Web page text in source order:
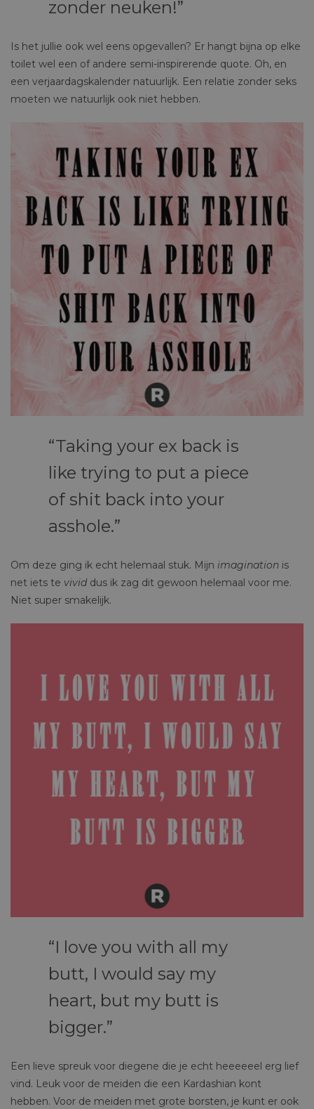
zonder neuken!
Is het jullie ook wel eens opgevallen? Er hangt bijna op elke
toilet wel een of andere semi-inspirerende quote. Oh, en
een verjaardagskalender natuurlijk. Een relatie zonder seks
moeten we natuurlijk ook niet hebben.
Taking your ex back is
like trying to put a piece
of shit back into your
asshole.
Om deze ging ik echt helemaal stuk. Mijn imagination is
net iets te vividdus ik zag dit gewoon helemaal voor me.
Niet super smakelijk.
I love you with all my
butt, I would say my
heart, but my butt is
bigger.
Een lieve spreuk voor diegene die je echt heeeeeel erg lief
vind. Leuk voor de meiden die een Kardashian kont
hebben. Voor de meiden met grote borsten, je kunt er ook